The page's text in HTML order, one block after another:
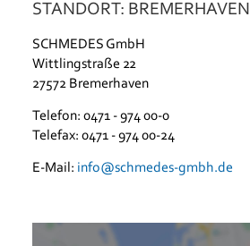
STANDORT: BREMERHAVEN
SCHMEDES GmbH
Wittlingstraße 22
27572 Bremerhaven
Telefon: 0471 - 974 00-0
Telefax: 0471 - 974 00-24
E-Mail: info@schmedes-gmbh.de